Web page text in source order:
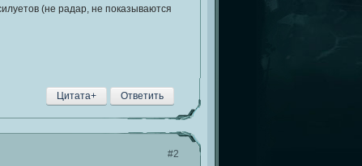
(не радар, не показываются
Ответить
Цитата+
#2